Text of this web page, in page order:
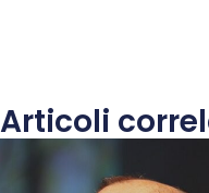
Articoli